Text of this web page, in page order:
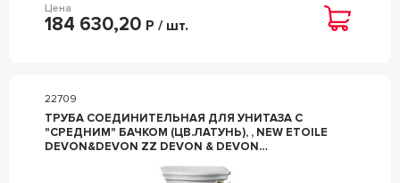
Цена
184 630,20 Р / шт.
22709
ТРУБА СОЕДИНИТЕЛЬНАЯ ДЛЯ УНИТАЗА С
"СРЕДНИМ" БАЧКОМ (ЦВ.ЛАТУНЬ), , NEW ETOILE
DEVON&DEVON ZZ DEVON & DEVON